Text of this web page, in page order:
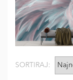
SORTIRAJ: